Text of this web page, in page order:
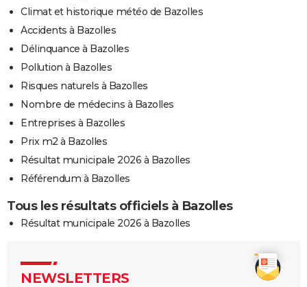
Climat et historique météo de Bazolles
Accidents à Bazolles
Délinquance à Bazolles
Pollution à Bazolles
Risques naturels à Bazolles
Nombre de médecins à Bazolles
Entreprises à Bazolles
Prix m2 à Bazolles
Résultat municipale 2026 à Bazolles
Référendum à Bazolles
Tous les résultats officiels à Bazolles
Résultat municipale 2026 à Bazolles
NEWSLETTERS